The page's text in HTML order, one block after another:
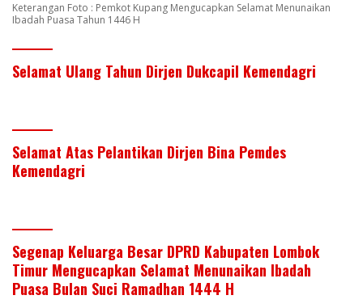
Keterangan Foto : Pemkot Kupang Mengucapkan Selamat Menunaikan
Ibadah Puasa Tahun 1446 H
Selamat Ulang Tahun Dirjen Dukcapil Kemendagri
Selamat Atas Pelantikan Dirjen Bina Pemdes
Kemendagri
Segenap Keluarga Besar DPRD Kabupaten Lombok
Timur Mengucapkan Selamat Menunaikan Ibadah
Puasa Bulan Suci Ramadhan 1444 H